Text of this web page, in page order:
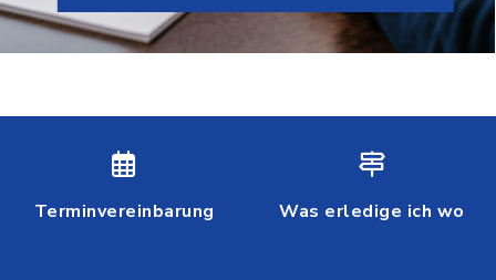
Terminvereinbarung Was erledige ich wo